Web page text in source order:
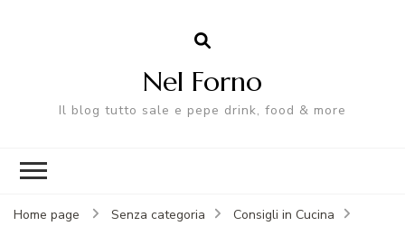
Nel Forno
Il blog tutto sale e pepe drink, food & more
Home page Senza categoria
Consigli in Cucina